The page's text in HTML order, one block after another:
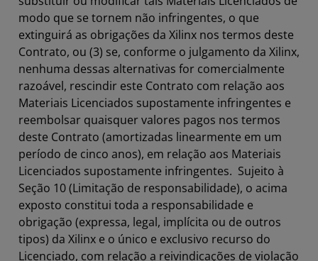
modo que se tornem não infringentes, o que
extinguirá as obrigações da Xilinx nos termos deste
Contrato, ou (3) se, conforme o julgamento da Xilinx,
nenhuma dessas alternativas for comercialmente
razoável, rescindir este Contrato com relação aos
Materiais Licenciados supostamente infringentes e
reembolsar quaisquer valores pagos nos termos
deste Contrato (amortizadas linearmente em um
período de cinco anos), em relação aos Materiais
Licenciados supostamente infringentes. Sujeito à
Seção 10 (Limitação de responsabilidade), o acima
exposto constitui toda a responsabilidade e
obrigação (expressa, legal, implícita ou de outros
tipos) da Xilinx e o único e exclusivo recurso do
Licenciado, com relação a reivindicações de violação